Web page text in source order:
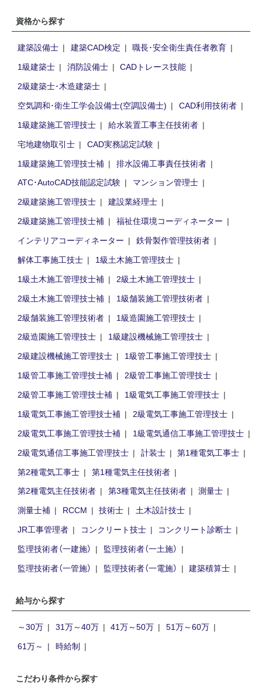
資格から探す
建築設備士 建築CAD検定
職長･安全衛生責任者教育
1級建築士
消防設備士
CADトレース技能
2級建築士･木造建築士
空気調和･衛生工学会設備士(空調設備士)
CAD利用技術者
1級建築施工管理技士
給水装置工事主任技術者
宅地建物取引士
CAD実務認定試験
1級建築施工管理技士補
排水設備工事責任技術者
ATC･AutoCAD技能認定試験
マンション管理士
2級建築施工管理技士
建設業経理士
2級建築施工管理技士補
福祉住環境コーディネーター
インテリアコーディネーター
鉄骨製作管理技術者
解体工事施工技士
1級土木施工管理技士
1級土木施工管理技士補
2級土木施工管理技士
2級土木施工管理技士補
1級舗装施工管理技術者
2級舗装施工管理技術者
1級造園施工管理技士
2級造園施工管理技士
1級建設機械施工管理技士
2級建設機械施工管理技士
1級管工事施工管理技士
1級管工事施工管理技士補
2級管工事施工管理技士
2級管工事施工管理技士補
1級電気工事施工管理技士
1級電気工事施工管理技士補
2級電気工事施工管理技士
2級電気工事施工管理技士補
1級電気通信工事施工管理技士
2級電気通信工事施工管理技士
計装士
第1種電気工事士
第2種電気工事士
第1種電気主任技術者
第2種電気主任技術者
第3種電気主任技術者
測量士
測量士補
RCCM 技術士
土木設計技士
JR工事管理者
コンクリート技士
コンクリート診断士
監理技術者（一建施）
監理技術者（一土施）
監理技術者（一管施）
監理技術者（一電施） 建築積算士
給与から探す
～30万 31万～40万 41万～50万
51万～60万
61万～
時給制
こだわり条件から探す